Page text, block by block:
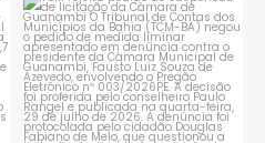
TCM rejeita pedido de
suspensão de licitação da...
1 0